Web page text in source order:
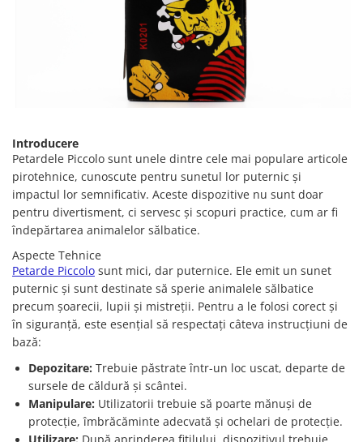
Introducere
Petardele Piccolo sunt unele dintre cele mai populare articole
pirotehnice, cunoscute pentru sunetul lor puternic și
impactul lor semnificativ. Aceste dispozitive nu sunt doar
pentru divertisment, ci servesc și scopuri practice, cum ar fi
îndepărtarea animalelor sălbatice.
Aspecte Tehnice
Petarde Piccolo sunt mici, dar puternice. Ele emit un sunet
puternic și sunt destinate să sperie animalele sălbatice
precum șoarecii, lupii și mistreții. Pentru a le folosi corect și
în siguranță, este esențial să respectați câteva instrucțiuni de
bază:
Depozitare: Trebuie păstrate într-un loc uscat, departe de
sursele de căldură și scântei.
Manipulare: Utilizatorii trebuie să poarte mănuși de
protecție, îmbrăcăminte adecvată și ochelari de protecție.
Utilizare: După aprinderea fitilului, dispozitivul trebuie